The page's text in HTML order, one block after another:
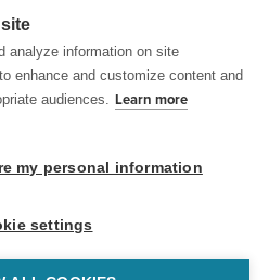
analyze information on site
enhance and customize content and
audiences. Learn more
my personal information
settings